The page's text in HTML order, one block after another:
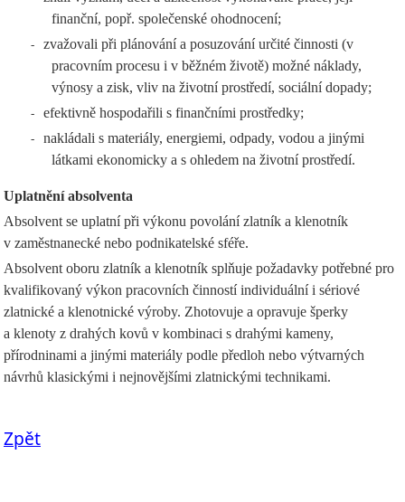
finanční, popř. společenské ohodnocení;
-
zvažovali při plánování a posuzování určité činnosti (v
pracovním procesu i v běžném životě) možné náklady,
výnosy a zisk, vliv na životní prostředí, sociální dopady;
- efektivně hospodařili s finančními prostředky;
-
nakládali s materiály, energiemi, odpady, vodou a jinými
látkami ekonomicky a s ohledem na životní prostředí.
Uplatnění absolventa
Absolvent se uplatní při výkonu povolání zlatník a klenotník
v zaměstnanecké nebo podnikatelské sféře.
Absolvent oboru zlatník a klenotník splňuje požadavky potřebné pro
kvalifikovaný výkon pracovních činností individuální i sériové
zlatnické a klenotnické výroby. Zhotovuje a opravuje šperky
a klenoty z drahých kovů v kombinaci s drahými kameny,
přírodninami a jinými materiály podle předloh nebo výtvarných
návrhů klasickými i nejnovějšími zlatnickými technikami.
Zpět